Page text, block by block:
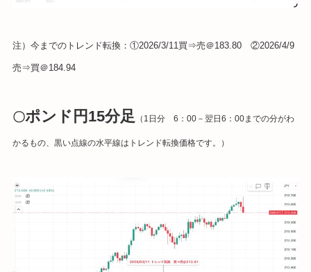
注）今までのトレンド転換：①2026/3/11買⇒売＠183.80 ②2026/4/9
売⇒買＠184.94
〇ポンド円15分足 （1日分 6：00－翌日6：00までの分がわ
かるもの、黒い点線の水平線はトレンド転換価格です。）